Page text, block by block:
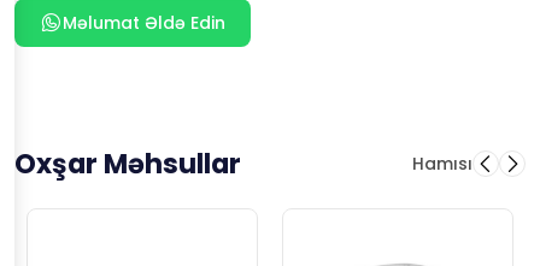
Məlumat Əldə Edin
Oxşar Məhsullar Hamısı